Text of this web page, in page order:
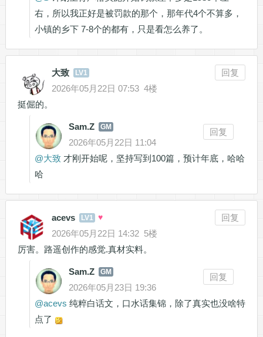
右，所以我正好是被罚款的那个，那年代4个不算多，
小镇的乡下 7-8个的都有，只是看怎么养了。
大致 LV1
回复
2026年05月22日 07:53 4楼
挺倔的。
Sam.Z GM
回复
2026年05月22日 11:04
@大致才刚开始呢，坚持写到100篇，预计年底，哈哈
哈
acevs LV1 ♥
回复
2026年05月22日 14:32 5楼
厉害。路遥创作的感觉.真材实料。
Sam.Z GM
回复
2026年05月23日 19:36
@acevs 纯粹白话文，口水话集锦，除了真实也没啥特
点了